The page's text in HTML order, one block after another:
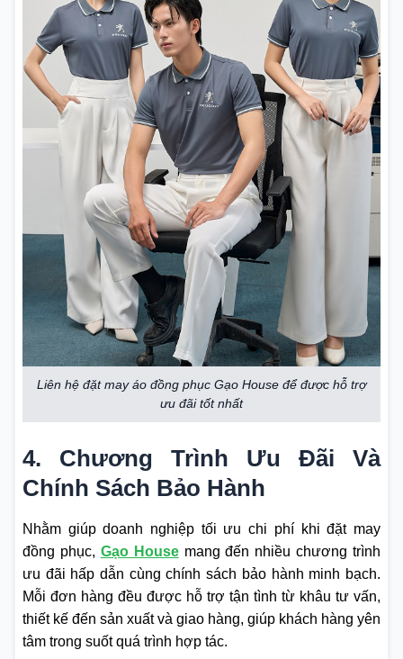
Liên hệ đặt may áo đồng phục Gạo House để được hỗ trợ
ưu đãi tốt nhất
4. Chương Trình Ưu Đãi Và
Chính Sách Bảo Hành
Nhằm giúp doanh nghiệp tối ưu chi phí khi đặt may
đồng phục, Gạo Housemang đến nhiều chương trình
ưu đãi hấp dẫn cùng chính sách bảo hành minh bạch.
Mỗi đơn hàng đều được hỗ trợ tận tình từ khâu tư vấn,
thiết kế đến sản xuất và giao hàng, giúp khách hàng yên
tâm trong suốt quá trình hợp tác.